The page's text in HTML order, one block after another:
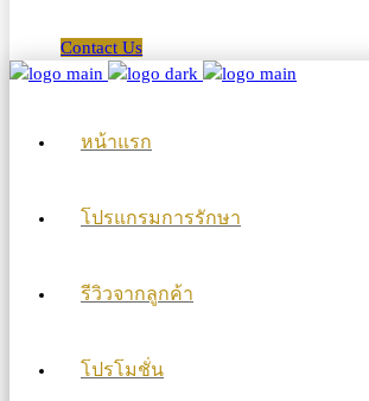
Contact Us
หน้าแรก
โปรแกรมการรักษา
รีวิวจากลูกค้า
โปรโมชั่น